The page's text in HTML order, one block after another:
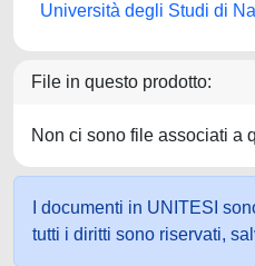
Università degli Studi di
File in questo prodotto:
Non ci sono file associati a
I documenti in UNITESI
tutti i diritti sono riservati,